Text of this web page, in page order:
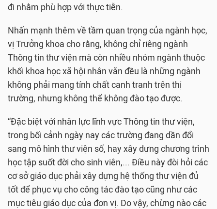
đi nhằm phù hợp với thực tiễn.
Nhấn mạnh thêm về tầm quan trọng của ngành học,
vị Trưởng khoa cho rằng, không chỉ riêng ngành
Thông tin thư viện mà còn nhiều nhóm ngành thuộc
khối khoa học xã hội nhân văn đều là những ngành
không phải mang tính chất cạnh tranh trên thị
trường, nhưng không thể không đào tạo được.
“Đặc biệt với nhân lực lĩnh vực Thông tin thư viện,
trong bối cảnh ngày nay các trường đang dần đổi
sang mô hình thư viện số, hay xây dựng chương trình
học tập suốt đời cho sinh viên,... Điều này đòi hỏi các
cơ sở giáo dục phải xây dựng hệ thống thư viện đủ
tốt để phục vụ cho công tác đào tạo cũng như các
mục tiêu giáo dục của đơn vị. Do vậy, chừng nào các